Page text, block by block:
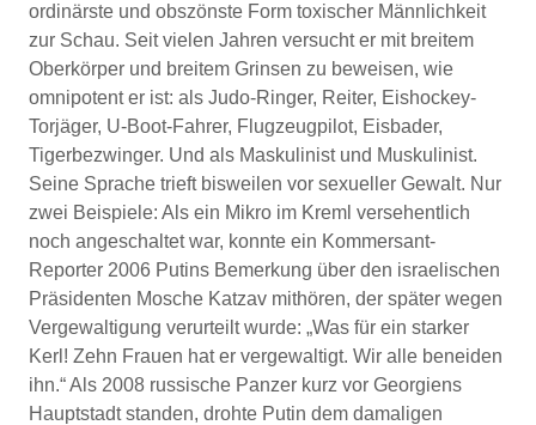
ordinärste und obszönste Form toxischer Männlichkeit
zur Schau. Seit vielen Jahren versucht er mit breitem
Oberkörper und breitem Grinsen zu beweisen, wie
omnipotent er ist: als Judo-Ringer, Reiter, Eishockey-
Torjäger, U-Boot-Fahrer, Flugzeugpilot, Eisbader,
Tigerbezwinger. Und als Maskulinist und Muskulinist.
Seine Sprache trieft bisweilen vor sexueller Gewalt. Nur
zwei Beispiele: Als ein Mikro im Kreml versehentlich
noch angeschaltet war, konnte ein Kommersant-
Reporter 2006 Putins Bemerkung über den israelischen
Präsidenten Mosche Katzav mithören, der später wegen
Vergewaltigung verurteilt wurde: „Was für ein starker
Kerl! Zehn Frauen hat er vergewaltigt. Wir alle beneiden
ihn.“ Als 2008 russische Panzer kurz vor Georgiens
Hauptstadt standen, drohte Putin dem damaligen